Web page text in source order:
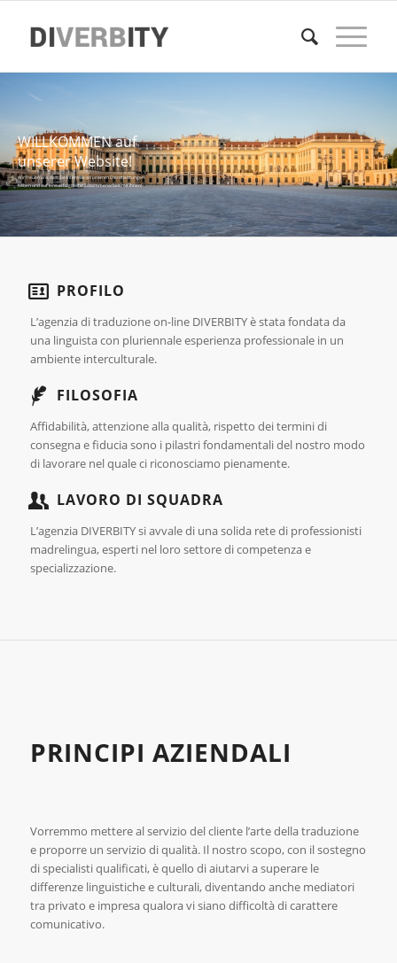
WILLKOMMEN auf
unserer Website!
Wir freuen uns, dass Sie Interesse an unseren Dienstleistungen
haben und auf eine erfolgreiche Zusammenarbeit mit Ihnen!
PROFILO
L’agenzia di traduzione on-line DIVERBITY è stata fondata da
una linguista con pluriennale esperienza professionale in un
ambiente interculturale.
FILOSOFIA
Affidabilità, attenzione alla qualità, rispetto dei termini di
consegna e fiducia sono i pilastri fondamentali del nostro modo
di lavorare nel quale ci riconosciamo pienamente.
LAVORO DI SQUADRA
L’agenzia DIVERBITY si avvale di una solida rete di professionisti
madrelingua, esperti nel loro settore di competenza e
specializzazione.
PRINCIPI AZIENDALI
Vorremmo mettere al servizio del cliente l’arte della traduzione
e proporre un servizio di qualità. Il nostro scopo, con il sostegno
di specialisti qualificati, è quello di aiutarvi a superare le
differenze linguistiche e culturali, diventando anche mediatori
tra privato e impresa qualora vi siano difficoltà di carattere
comunicativo.